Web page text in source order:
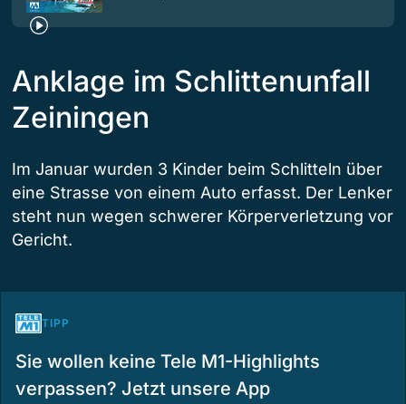
Anklage im Schlittenunfall
Zeiningen
Im Januar wurden 3 Kinder beim Schlitteln über
eine Strasse von einem Auto erfasst. Der Lenker
steht nun wegen schwerer Körperverletzung vor
Gericht.
TIPP
Sie wollen keine Tele M1-Highlights
verpassen? Jetzt unsere App